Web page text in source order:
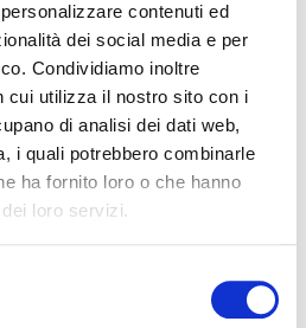
contenuti ed
dei social media e per
Condividiamo inoltre
cui utilizza il nostro sito con i
di analisi dei dati web,
i quali potrebbero combinarle
ha fornito loro o che hanno
loro servizi.
nazionale per il ciclismo?
rapporto conDavide Ghiotto, ti
che è anche bello vederli che si
, ma si danno anche una mano, i
Io sono sempre quella che gli sta
po’ li sfrutta…
divertimento, quali sono i posti più belli
faccio tutta la costa con il mare a